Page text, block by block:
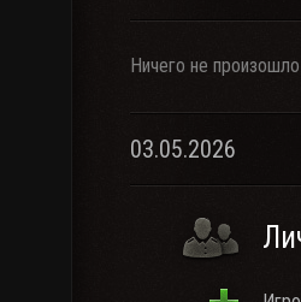
Ничего не произошло
03.05.2026